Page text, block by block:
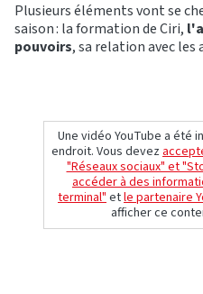
Plusieurs éléments vont se
saison : la formation de Ciri,
pouvoirs, sa relation avec les
Une vidéo YouTube a été
endroit. Vous devez
"Réseaux sociaux" et
accéder à des
terminal"etle partenaire
afficher ce